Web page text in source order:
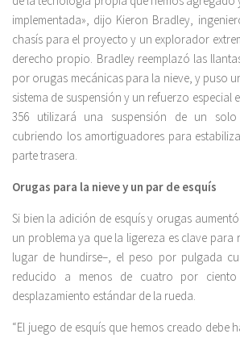
implementada», dijo Kieron Bradley,
chasís para el proyecto y un explorador
derecho propio. Bradley reemplazó las
por orugas mecánicas para la nieve, y puso
sistema de suspensión y un refuerzo especial
356 utilizará una suspensión de un
cubriendo los amortiguadores para
parte trasera.
Orugas para la nieve y un par de esquís
Si bien la adición de esquís y orugas
un problema ya que la ligereza es clave para
lugar de hundirse–, el peso por pulgada
reducido a menos de cuatro por
desplazamiento estándar de la rueda.
“El juego de esquís que hemos creado debe